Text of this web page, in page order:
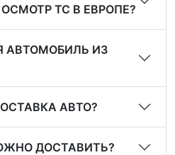
ТС В ЕВРОПЕ?
АВТОМОБИЛЬ ИЗ
АВТО?
ДОСТАВИТЬ?